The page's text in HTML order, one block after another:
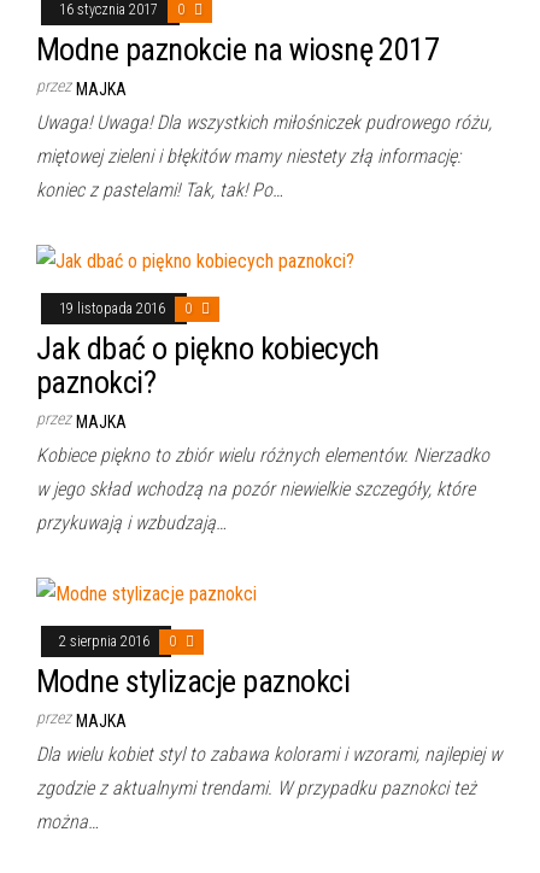
16 stycznia 2017 0
Modne paznokcie na wiosnę 2017
przez MAJKA
Uwaga! Uwaga! Dla wszystkich miłośniczek pudrowego różu,
miętowej zieleni i błękitów mamy niestety złą informację:
koniec z pastelami! Tak, tak! Po…
19 listopada 2016 0
Jak dbać o piękno kobiecych
paznokci?
przez MAJKA
Kobiece piękno to zbiór wielu różnych elementów. Nierzadko
w jego skład wchodzą na pozór niewielkie szczegóły, które
przykuwają i wzbudzają…
2 sierpnia 2016 0
Modne stylizacje paznokci
przez MAJKA
Dla wielu kobiet styl to zabawa kolorami i wzorami, najlepiej w
zgodzie z aktualnymi trendami. W przypadku paznokci też
można…